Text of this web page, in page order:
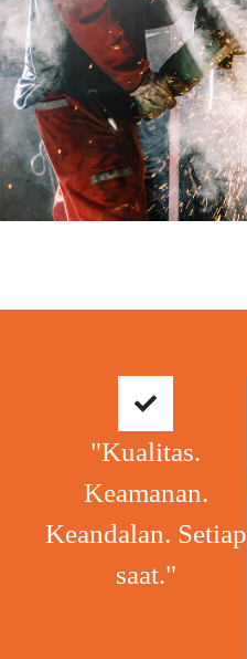
"Kualitas.
Keamanan.
Keandalan. Setiap
saat."